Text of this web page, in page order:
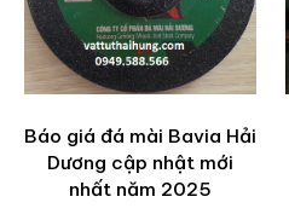
Báo giá đá mài Bavia Hải
Dương cập nhật mới
nhất năm 2025